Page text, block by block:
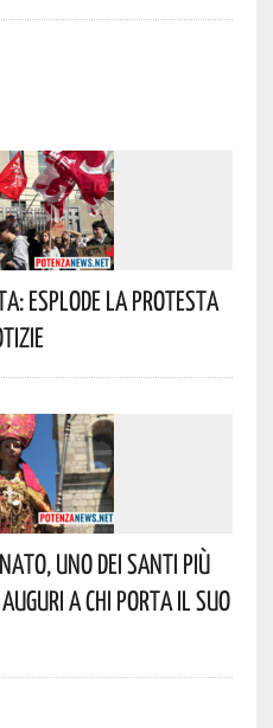
Esplode La Protesta
Uno Dei Santi Più
A Chi Porta Il Suo